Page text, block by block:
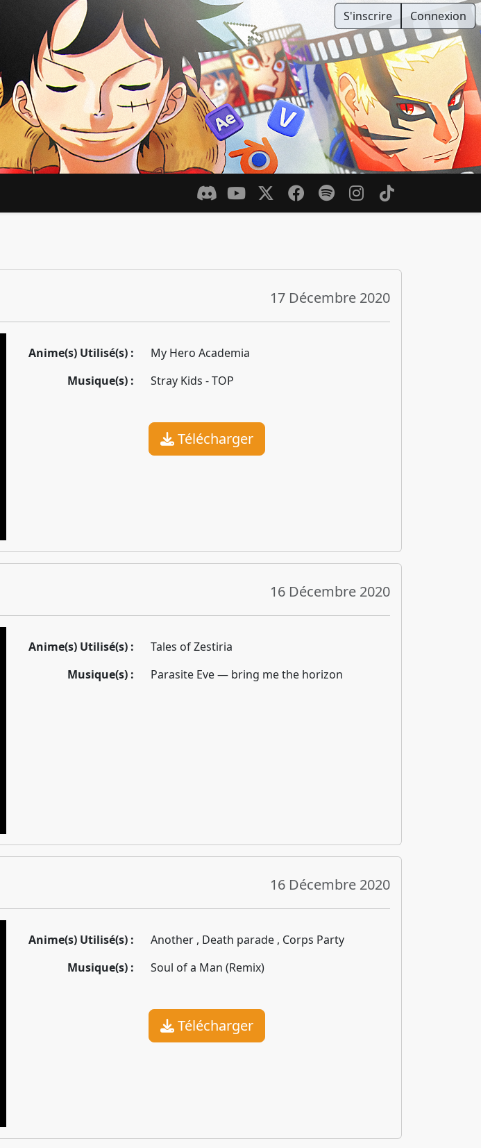
S'inscrire Connexion
17 Décembre 2020
Anime(s) Utilisé(s) :
My Hero Academia
Musique(s) :
Stray Kids - TOP
Télécharger
16 Décembre 2020
Anime(s) Utilisé(s) :
Tales of Zestiria
Musique(s) :
Parasite Eve — bring me the horizon
16 Décembre 2020
Anime(s) Utilisé(s) :
Another , Death parade , Corps Party
Musique(s) :
Soul of a Man (Remix)
Télécharger